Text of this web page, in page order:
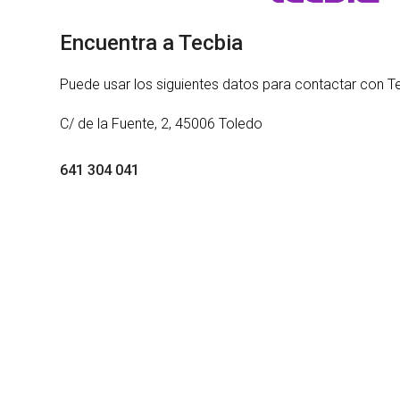
Encuentra a Tecbia
Puede usar los siguientes datos para contactar con
C/ de la Fuente, 2, 45006 Toledo
641 304 041